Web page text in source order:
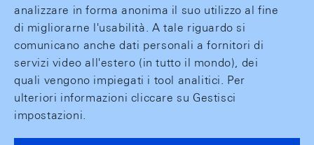
analizzare in forma anonima il suo utilizzo al fine
di migliorarne l'usabilità. A tale riguardo si
comunicano anche dati personali a fornitori di
servizi video all'estero (in tutto il mondo), dei
quali vengono impiegati i tool analitici. Per
ulteriori informazioni cliccare su Gestisci
impostazioni.